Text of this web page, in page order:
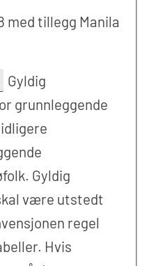
med tillegg Manila
Gyldig
grunnleggende
Gyldig
være utstedt
regel
Hvis